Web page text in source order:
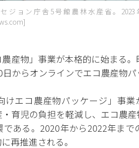
ジョン庁舎5号館農林水産省。
産物」事業が本格的に始まる
からオンラインでエコ農産物パ
けエコ農産物パッケージ」事
育児の負担を軽減し、エコ農
ある。2020年から2022年ま
再推進される。